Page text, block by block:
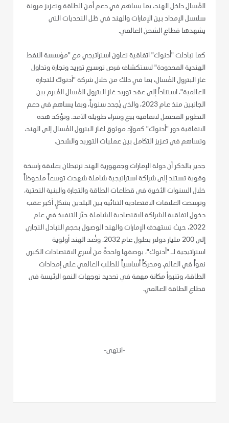
المُسال داخل الهند، بما يساهم في دعم أمن الطاقة وتعزيز مرونة
سلاسل الإمداد بين الإمارات والهند في ظل التحديات التي
يشهدها قطاع الشحن العالمي.
كما تبادلت "أدنوك" اتفاقية تعاون استراتيجي مع "مؤسسة النفط
الهندية المحدودة" لاستكشاف فرص توسيع توريد وتجارة وتداول
غاز البترول المُسال، بما في ذلك من خلال شركة "أدنوك للتجارة
العالمية"، استناداً إلى عقد توريد غاز البترول المُسال المُبرم بين
الجانبين منذ عام 2023، والذي يُجدد سنوياً، وبما يساهم في دعم
التطوير المحتمل لاتفاقية بيع وشراء طويلة الأمد. وتؤكد هذه
الاتفاقية دور "أدنوك" كمورّد موثوق لغاز البترول المُسال إلى الهند،
وتساهم في تعزيز التكامل بين عمليات التوريد والشحن.
جدير بالذكر أن دولة الإمارات وجمهورية الهند ترتبطان بعلاقة راسخة
وقوية تستند إلى شراكة استراتيجية شاملة شهدت توسعاً ملحوظاً
خلال السنوات الأخيرة في قطاعات الطاقة والتجارة والبنية التحتية.
وترسخت العلاقات الاقتصادية الثنائية بين البلدين بشكلٍ أكبر عقب
دخول اتفاقية الشراكة الاقتصادية الشاملة حيّز التنفيذ في عام
2022، حيث تستهدف الإمارات والهند الوصول بحجم التبادل التجاري
إلى 200 مليار دولار بحلول عام 2032. وتُعد الهند أولوية
استراتيجية لـ "أدنوك"، بوصفها واحدةً من أسرع الاقتصادات الكبرى
نمواً في العالم، ومحركاً أساسياً للطلب العالمي على إمدادات
الطاقة، وتتبوأ مكانة مهمة في تحديد توجهات النمو الرئيسة في
قطاع الطاقة العالمي.
-انتهى-